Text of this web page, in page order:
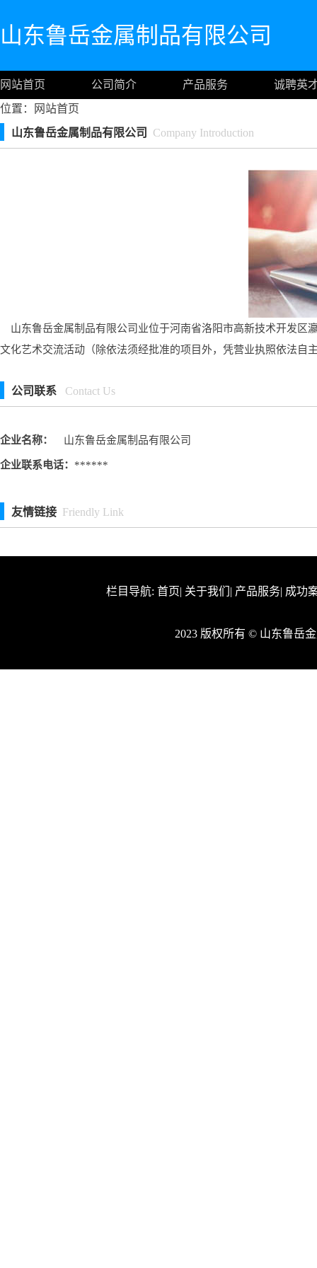
山东鲁岳金属制品有限公司
网站首页 公司简介 产品服务
诚聘英
位置：
网站首页
山东鲁岳金属制品有限公司
Company Introduction
山东鲁岳金属制品有限公司业位于河南省洛阳市高新技术开发区
文化艺术交流活动（除依法须经批准的项目外，凭营业执照依法自
公司联系 Contact Us
企业名称： 山东鲁岳金属制品有限公司
企业联系电话： ******
友情链接 Friendly Link
栏目导航: 首页| 关于我们 | 产品服务| 成功
2023 版权所有 © 山东鲁岳